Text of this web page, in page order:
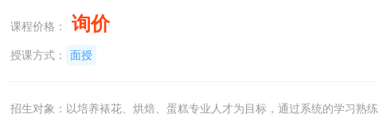
课程价格： 询价
授课方式： 面授
招生对象：以培养裱花、烘焙、蛋糕专业人才为目标，通过系统的学习熟